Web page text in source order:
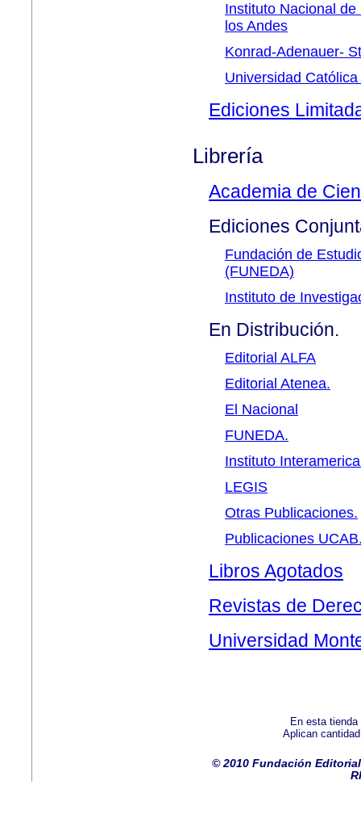
Instituto Nacional
los Andes
Konrad-Adenauer-
Universidad
Ediciones
Librería
Academia de
Ediciones
Fundación de
(FUNEDA)
Instituto de
En Distribución.
Editorial ALFA
Editorial Atenea.
El Nacional
FUNEDA.
Instituto
LEGIS
Otras Publicaciones.
Publicaciones
Libros Agotados
Revistas de
Universidad
En esta
Aplican
© 2010 Fundación